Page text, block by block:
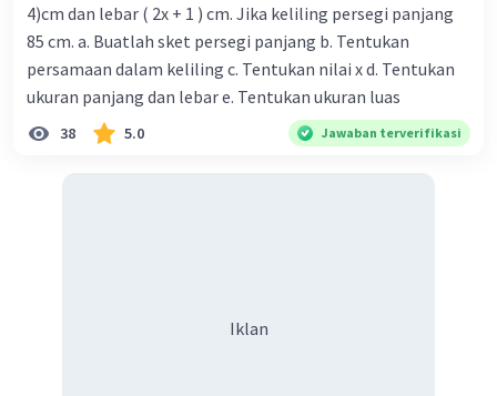
4)cm dan lebar ( 2x + 1 ) cm. Jika keliling persegi panjang
85 cm. a. Buatlah sket persegi panjang b. Tentukan
persamaan dalam keliling c. Tentukan nilai x d. Tentukan
ukuran panjang dan lebar e. Tentukan ukuran luas
38 5.0 Jawaban terverifikasi
Iklan